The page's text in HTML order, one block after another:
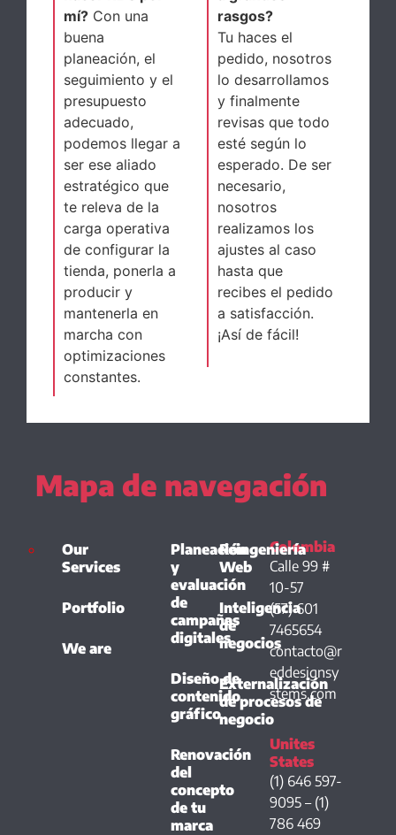
mí? Con una
buena
planeación, el
seguimiento y el
presupuesto
adecuado,
podemos llegar a
ser ese aliado
estratégico que
te releva de la
carga operativa
de configurar la
tienda, ponerla a
producir y
mantenerla en
marcha con
optimizaciones
constantes.
rasgos?
Tu haces el
pedido, nosotros
lo desarrollamos
y finalmente
revisas que todo
esté según lo
esperado. De ser
necesario,
nosotros
realizamos los
ajustes al caso
hasta que
recibes el pedido
a satisfacción.
¡Así de fácil!
Mapa de navegación
Our
Services
Portfolio
We are
Planeación
y
evaluación
de
campañas
digitales
Diseño de
contenido
gráfico
Renovación
del
concepto
de tu
marca
Reingeniería
Web
Inteligencia
de
negocios
Externalización
de procesos de
negocio
Colombia
Calle 99 #
10-57
(57) 601
7465654
contacto@r
eddesignsy
stems.com
Unites
States
(1) 646 597-
9095 – (1)
786 469